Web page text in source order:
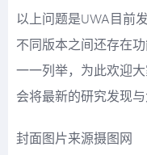
以上问题是UWA目前
不同版本之间还存在
一一列举，为此欢迎
会将最新的研究发现与
封面图片来源摄图网